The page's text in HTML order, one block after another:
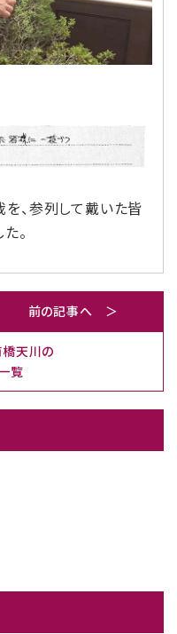
、参列して戴いた皆
。
天川の
覧
前の記事へ ＞